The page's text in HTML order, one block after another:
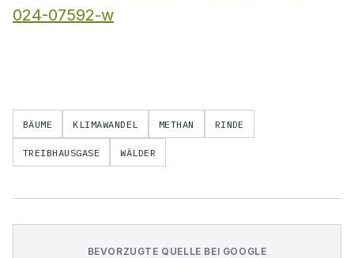
024-07592-w
BÄUME KLIMAWANDEL METHAN RINDE
TREIBHAUSGASE WÄLDER
BEVORZUGTE QUELLE BEI GOOGLE